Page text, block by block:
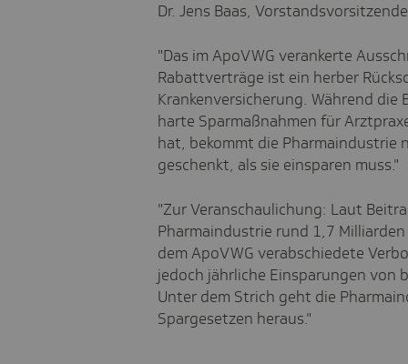
Dr. Jens Baas,
"Das im ApoVWG verankerte
Rabattverträge ist ein herber
Krankenversicherung. Während
harte Sparmaßnahmen für
hat, bekommt die Pharmaindustrie
geschenkt, als sie einsparen muss."
"Zur Veranschaulichung: Laut
Pharmaindustrie rund 1,7
dem ApoVWG verabschiedete
jedoch jährliche Einsparungen von
Unter dem Strich geht die
Spargesetzen heraus."